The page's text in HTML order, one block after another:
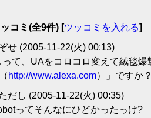
コミ(全9件) [ツッコミを入れる]
せ (2005-11-22(火) 00:13)
て、UAをコロコロ変えて絨毯爆
http://www.alexa.com）」ですか？
だし (2005-11-22(火) 00:35)
ってそんなにひどかったっけ?